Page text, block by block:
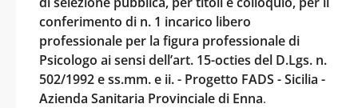
conferimento di n. 1 incarico libero
professionale per la figura professionale di
Psicologo ai sensi dell’art. 15-octies del D.Lgs. n.
502/1992 e ss.mm. e ii. - Progetto FADS - Sicilia -
Azienda Sanitaria Provinciale di Enna.